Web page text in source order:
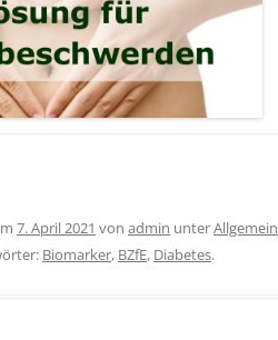
7. April 2021 von admin unterAllgemein
Biomarker, BZfE, Diabetes.